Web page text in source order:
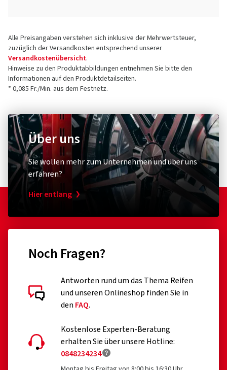
Alle Preisangaben verstehen sich inklusive der Mehrwertsteuer,
zuzüglich der Versandkosten entsprechend unserer
Versandkostenübersicht.
Hinweise zu den Produktabbildungen entnehmen Sie bitte den
Informationen auf den Produktdetailseiten.
* 0,085 Fr./Min. aus dem Festnetz.
Über uns
Sie wollen mehr zum Unternehmen und über uns
erfahren?
Hier entlang
Noch Fragen?
Antworten rund um das Thema Reifen
und unseren Onlineshop finden Sie in
den FAQ.
Kostenlose Experten-Beratung
erhalten Sie über unsere Hotline:
0848234234